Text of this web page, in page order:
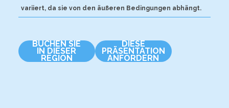
variiert, da sie von den äußeren Bedingungen abhängt.
BUCHEN SIE
IN DIESER
REGION
DIESE
PRÄSENTATION
ANFORDERN